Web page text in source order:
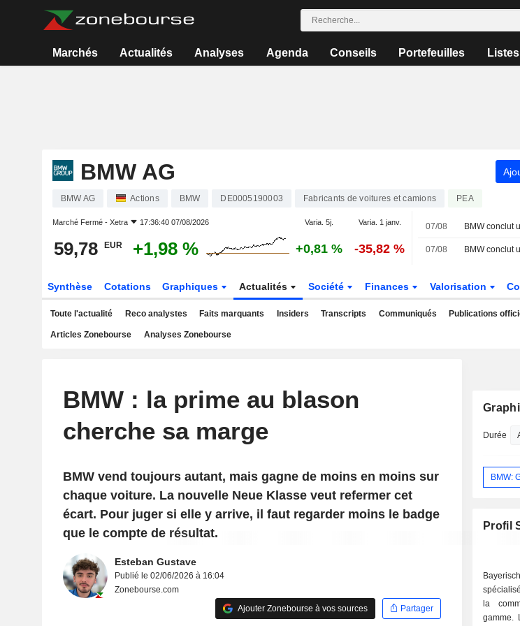
Marchés Actualités Analyses Agenda Conseils Portefeuilles Listes
BMW AG
BMW AG Actions BMW DE0005190003 Fabricants de voitures et camions PEA
Marché Fermé - Xetra 17:36:40 07/08/2026 Varia. 5j. Varia. 1 janv.
59,78 EUR +1,98 % +0,81 % -35,82 %
07/08
07/08
Synthèse Cotations Graphiques Actualités Société Finances Valorisation
Toute l'actualité Reco analystes Faits marquants Insiders Transcripts Communiqués Publications
Articles Zonebourse Analyses Zonebourse
BMW : la prime au blason
cherche sa marge
BMW vend toujours autant, mais gagne de moins en moins sur
chaque voiture. La nouvelle Neue Klasse veut refermer cet
écart. Pour juger si elle y arrive, il faut regarder moins le badge
que le compte de résultat.
Esteban Gustave
Publié le 02/06/2026 à 16:04
Zonebourse.com
Ajouter Zonebourse à vos sources
Partager
Durée
BMW:
Profil
la
gamme.